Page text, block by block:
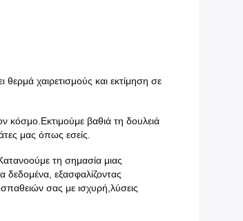
χαιρετισμούς και εκτίμηση σε
κόσμο.Εκτιμούμε βαθιά τη δουλειά
μας όπως εσείς.
τη σημασία μιας
δεδομένα, εξασφαλίζοντας
σας με ισχυρή,λύσεις